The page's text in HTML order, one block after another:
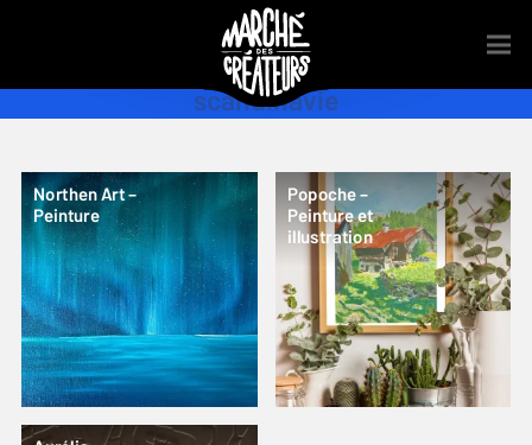
scandinavie
Northen Art –
Peinture
Popoche –
Peinture et
illustration